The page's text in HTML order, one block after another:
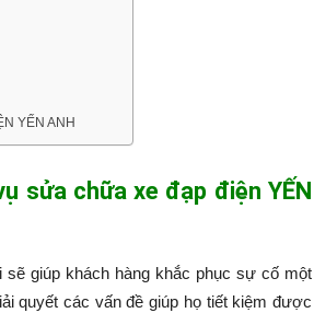
YẾN ANH
sửa chữa xe đạp điện YẾN
sẽ giúp khách hàng khắc phục sự cố một
quyết các vấn đề giúp họ tiết kiệm được